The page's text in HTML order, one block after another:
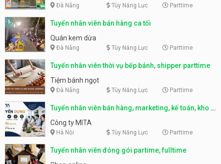
Đà Nẵng Tùy Năng Lực Parttime
Tuyển nhân viên bán hàng ca tối
Quán kem dừa
Đà Nẵng Tùy Năng Lực Parttime
Tuyển nhân viên thời vụ bếp bánh, shipper parttime
Tiệm bánh ngọt
Đà Nẵng Tùy Năng Lực Parttime
Tuyển nhân viên bán hàng, marketing, kế toán, kho –
parttime, fulltime
Công ty MITA
Hà Nội Tùy Năng Lực Parttime
Tuyển nhân viên đóng gói partime, fulltime